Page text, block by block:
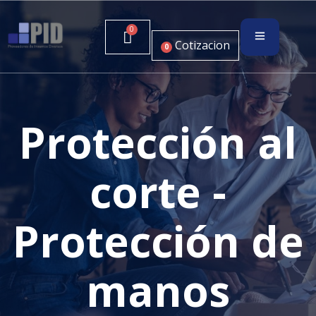
0 Cotizacion
Protección al
corte -
Protección de
manos